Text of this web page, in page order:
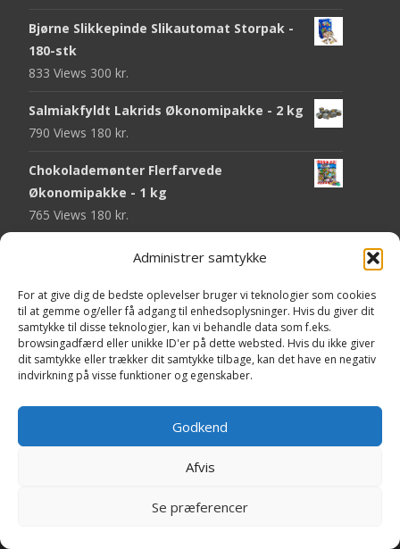
Administrer samtykke
For at give dig de bedste oplevelser bruger vi teknologier som cookies
til at gemme og/eller få adgang til enhedsoplysninger. Hvis du giver dit
samtykke til disse teknologier, kan vi behandle data som f.eks.
browsingadfærd eller unikke ID'er på dette websted. Hvis du ikke giver
dit samtykke eller trækker dit samtykke tilbage, kan det have en negativ
indvirkning på visse funktioner og egenskaber.
Godkend
Afvis
Se præferencer
Bjørne Slikkepinde Slikautomat Storpak -
180-stk
833 Views 300 kr.
Salmiakfyldt Lakrids Økonomipakke - 2 kg
790 Views 180 kr.
Chokolademønter Flerfarvede
Økonomipakke - 1 kg
765 Views 180 kr.
Malaco Stjerner Lakrids - 92 gram
Pringles Hot & Spicy - 165 gram
740 Views40 kr.
Fini Krudttønder Tyggegummi
, Themei-craftby TemplatesNext.